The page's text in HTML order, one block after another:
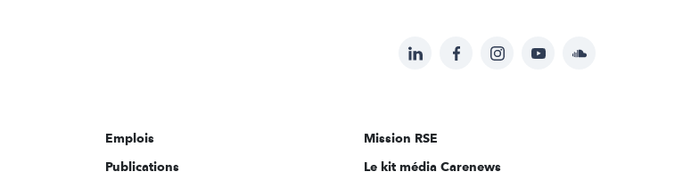
Suivez-
sur:
LinkedInFacebookInstagramYouTubeSoundcloud
Emplois
Publications
Mission RSE
Le kit média Carenews